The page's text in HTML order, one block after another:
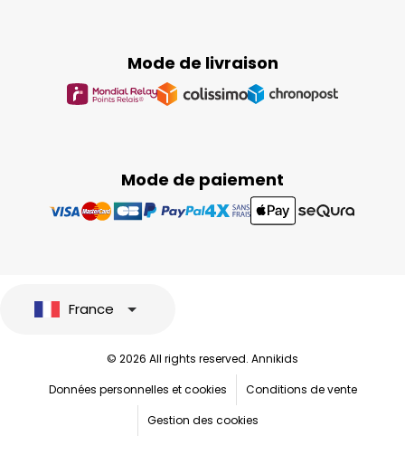
Mode de paiement
Mode de livraison
France
© 2026 All rights reserved. Annikids
Données personnelles et cookies
Conditions de vente
Gestion des cookies